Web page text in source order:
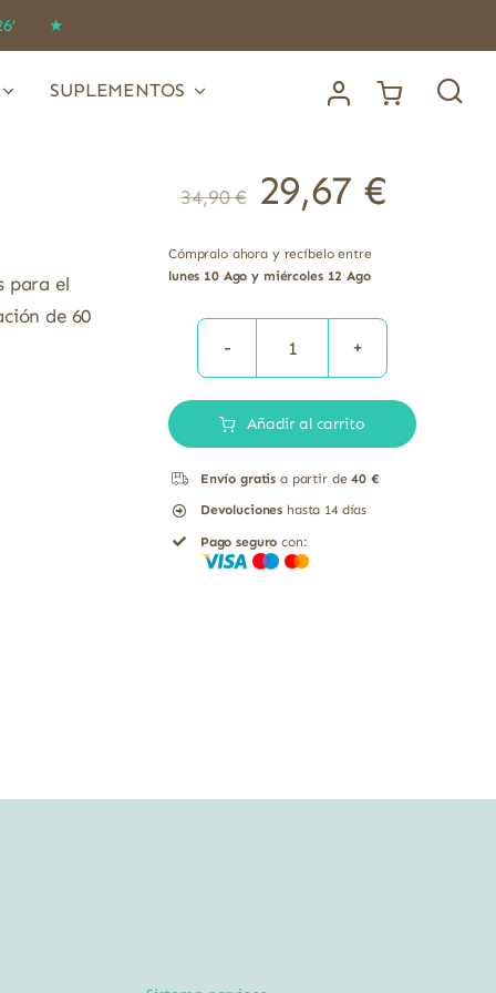
★
SUPLEMENTOS
para el
de 60
34,90€ 29,67 €
Cómpralo ahora y recíbelo entre
lunes 10 Ago y miércoles 12 Ago
Cardiepa
cantidad
Añadir al carrito
Envío gratis a partir de40 €
Devoluciones hasta 14 días
Pago seguro con: